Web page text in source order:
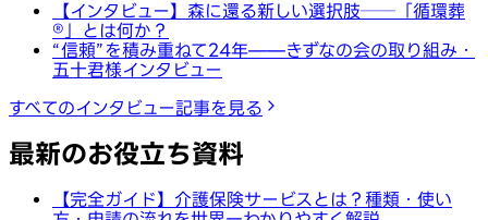
【インタビュー】森に還る新しい選択肢──「循環葬
®︎」とは何か？
“信頼”を積み重ねて24年——きずなの会の取り組み・
五十君様インタビュー
すべてのインタビュー記事を見る
最新のお役立ち資料
【完全ガイド】介護保険サービスとは？種類・使い